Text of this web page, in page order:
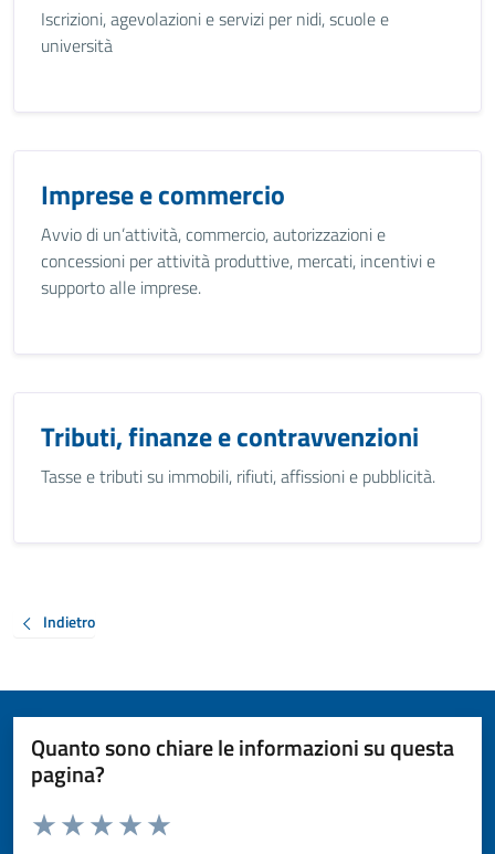
Iscrizioni, agevolazioni e servizi per nidi, scuole e
università
Imprese e commercio
Avvio di un’attività, commercio, autorizzazioni e
concessioni per attività produttive, mercati, incentivi e
supporto alle imprese.
Tributi, finanze e contravvenzioni
Tasse e tributi su immobili, rifiuti, affissioni e pubblicità.
Indietro
Quanto sono chiare le informazioni su questa
pagina?
Valuta da 1 a 5 stelle la pagina